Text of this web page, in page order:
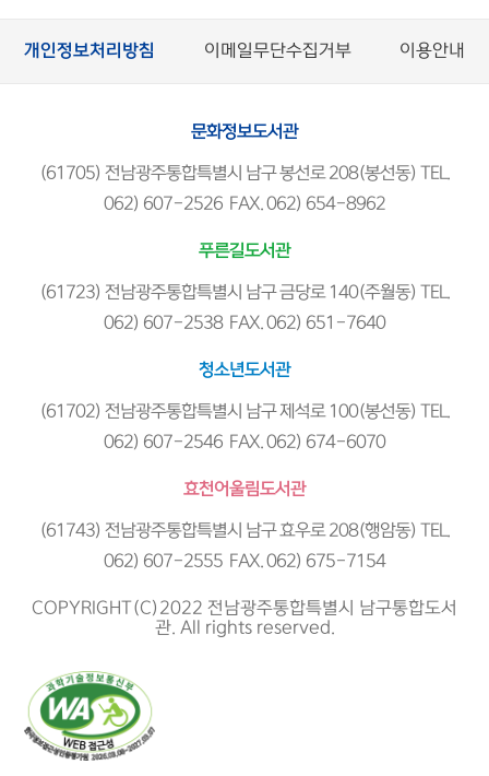
개인정보처리방침 이메일무단수집거부 이용안내
문화정보도서관
(61705) 전남광주통합특별시 남구 봉선로 208(봉선동) TEL.
062) 607-2526 FAX. 062) 654-8962
푸른길도서관
(61723) 전남광주통합특별시 남구 금당로 140(주월동) TEL.
062) 607-2538 FAX. 062) 651-7640
청소년도서관
(61702) 전남광주통합특별시 남구 제석로 100(봉선동) TEL.
062) 607-2546 FAX. 062) 674-6070
효천어울림도서관
(61743) 전남광주통합특별시 남구 효우로 208(행암동) TEL.
062) 607-2555 FAX. 062) 675-7154
COPYRIGHT(C)2022 전남광주통합특별시 남구통합도서
관. All rights reserved.